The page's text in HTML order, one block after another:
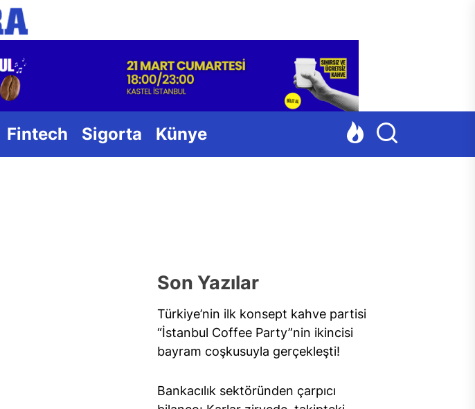
Fintech Sigorta Künye
Son Yazılar
Türkiye’nin ilk konsept kahve partisi
“İstanbul Coffee Party”nin ikincisi
bayram coşkusuyla gerçekleşti!
Bankacılık sektöründen çarpıcı